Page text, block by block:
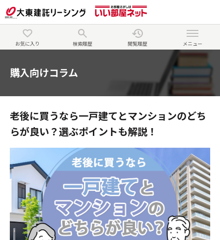
お気に入り 検索履歴 閲覧履歴 メニュー
購入向けコラム
老後に買うなら一戸建てとマンションのどち
らが良い？選ぶポイントも解説！